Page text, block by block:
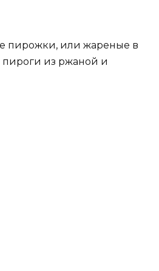
пирожки, или жареные в
пироги из ржаной и